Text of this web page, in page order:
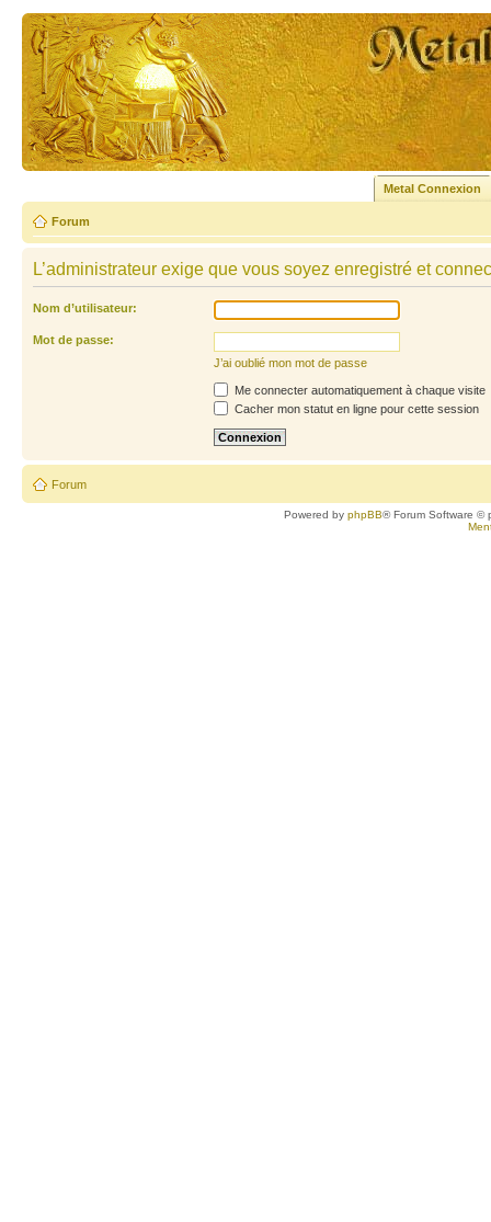
Metal Connexion
Forum
L’administrateur exige que vous soyez enregistré et
Nom d’utilisateur:
Mot de passe:
J’ai oublié mon mot de passe
Me connecter automatiquement à chaque visite
Cacher mon statut en ligne pour cette session
Forum
Powered byphpBB® Forum Software ©